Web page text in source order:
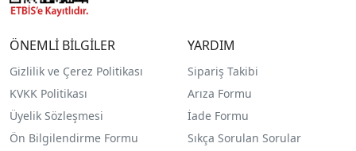
ÖNEMLİ BİLGİLER
Gizlilik ve Çerez Politikası
KVKK Politikası
Üyelik Sözleşmesi
Ön Bilgilendirme Formu
YARDIM
Sipariş Takibi
Arıza Formu
İade Formu
Sıkça Sorulan Sorular